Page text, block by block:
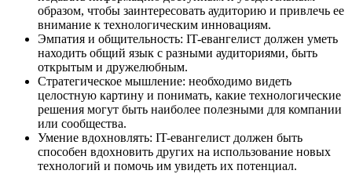
образом, чтобы заинтересовать аудиторию и привлечь ее
внимание к технологическим инновациям.
Эмпатия и общительность: IT-евангелист должен уметь
находить общий язык с разными аудиториями, быть
открытым и дружелюбным.
Стратегическое мышление: необходимо видеть
целостную картину и понимать, какие технологические
решения могут быть наиболее полезными для компании
или сообщества.
Умение вдохновлять: IT-евангелист должен быть
способен вдохновить других на использование новых
технологий и помочь им увидеть их потенциал.